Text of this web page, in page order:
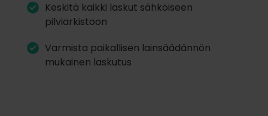
Keskitä kaikki laskut sähköiseen
pilviarkistoon
Varmista paikallisen lainsäädännön
mukainen laskutus